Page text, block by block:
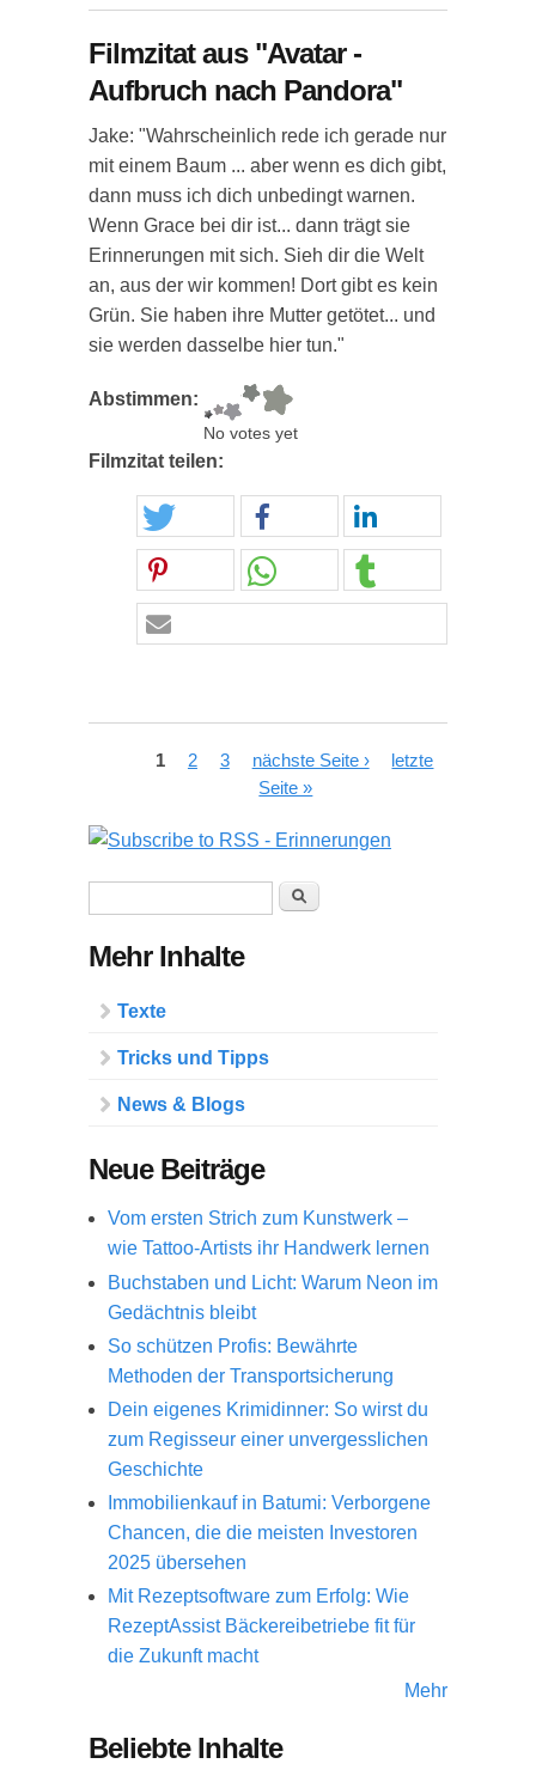
Filmzitat aus "Avatar -
Aufbruch nach Pandora"
Jake: "Wahrscheinlich rede ich gerade nur
mit einem Baum ... aber wenn es dich gibt,
dann muss ich dich unbedingt warnen.
Wenn Grace bei dir ist... dann trägt sie
Erinnerungen mit sich. Sieh dir die Welt
an, aus der wir kommen! Dort gibt es kein
Grün. Sie haben ihre Mutter getötet... und
sie werden dasselbe hier tun."
Abstimmen:
No votes yet
Filmzitat teilen:
Seiten
1 2 3 nächste Seite ›
letzte
Seite »
Suche
Mehr Inhalte
Texte
Tricks und Tipps
News & Blogs
Neue Beiträge
Vom ersten Strich zum Kunstwerk –
wie Tattoo-Artists ihr Handwerk lernen
Buchstaben und Licht: Warum Neon im
Gedächtnis bleibt
So schützen Profis: Bewährte
Methoden der Transportsicherung
Dein eigenes Krimidinner: So wirst du
zum Regisseur einer unvergesslichen
Geschichte
Immobilienkauf in Batumi: Verborgene
Chancen, die die meisten Investoren
2025 übersehen
Mit Rezeptsoftware zum Erfolg: Wie
RezeptAssist Bäckereibetriebe fit für
die Zukunft macht
Mehr
Beliebte Inhalte